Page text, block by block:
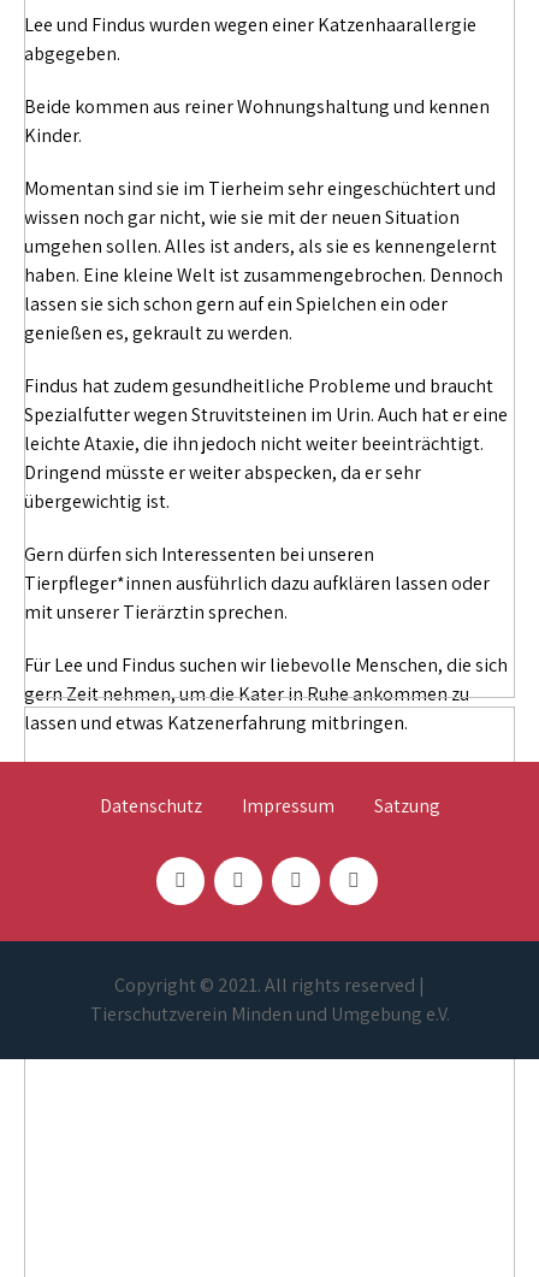
Lee und Findus wurden wegen einer Katzenhaarallergie
abgegeben.
Beide kommen aus reiner Wohnungshaltung und kennen
Kinder.
Momentan sind sie im Tierheim sehr eingeschüchtert und
wissen noch gar nicht, wie sie mit der neuen Situation
umgehen sollen. Alles ist anders, als sie es kennengelernt
haben. Eine kleine Welt ist zusammengebrochen. Dennoch
lassen sie sich schon gern auf ein Spielchen ein oder
genießen es, gekrault zu werden.
Findus hat zudem gesundheitliche Probleme und braucht
Spezialfutter wegen Struvitsteinen im Urin. Auch hat er eine
leichte Ataxie, die ihn jedoch nicht weiter beeinträchtigt.
Dringend müsste er weiter abspecken, da er sehr
übergewichtig ist.
Gern dürfen sich Interessenten bei unseren
Tierpfleger*innen ausführlich dazu aufklären lassen oder
mit unserer Tierärztin sprechen.
Für Lee und Findus suchen wir liebevolle Menschen, die sich
gern Zeit nehmen, um die Kater in Ruhe ankommen zu
lassen und etwas Katzenerfahrung mitbringen.
Datenschutz Impressum Satzung
Copyright © 2021. All rights reserved |
Tierschutzverein Minden und Umgebung e.V.